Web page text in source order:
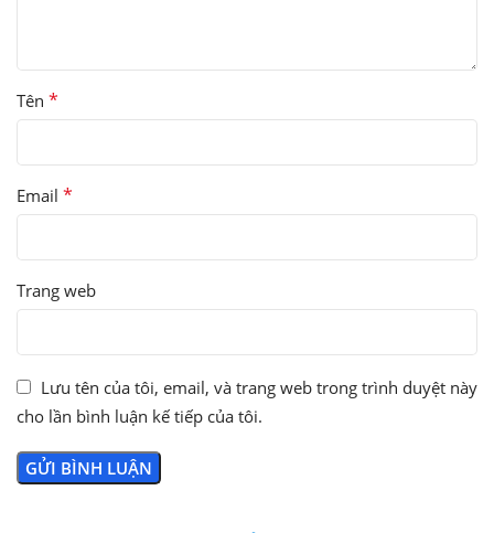
Tên *
Email *
Trang web
Lưu tên của tôi, email, và trang web trong trình duyệt này
cho lần bình luận kế tiếp của tôi.